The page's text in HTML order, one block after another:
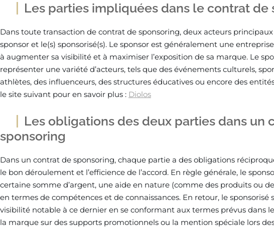
Les parties impliquées dans le contrat de
Dans toute transaction de contrat de sponsoring, deux acteurs
sponsor et le(s) sponsorisé(s). Le sponsor est généralement une
à augmenter sa visibilité et à maximiser l’exposition de sa marque. Le
représenter une variété d’acteurs, tels que des événements culturels,
athlètes, des influenceurs, des structures éducatives ou encore des
le site suivant pour en savoir plus : Diolos
Les obligations des deux parties dans un
sponsoring
Dans un contrat de sponsoring, chaque partie a des obligations
le bon déroulement et l’efficience de l’accord. En règle générale, le
certaine somme d’argent, une aide en nature (comme des produits ou
en termes de compétences et de connaissances. En retour, le sponsorisé
visibilité notable à ce dernier en se conformant aux termes prévus dans
la marque sur des supports promotionnels ou la mention spéciale lors